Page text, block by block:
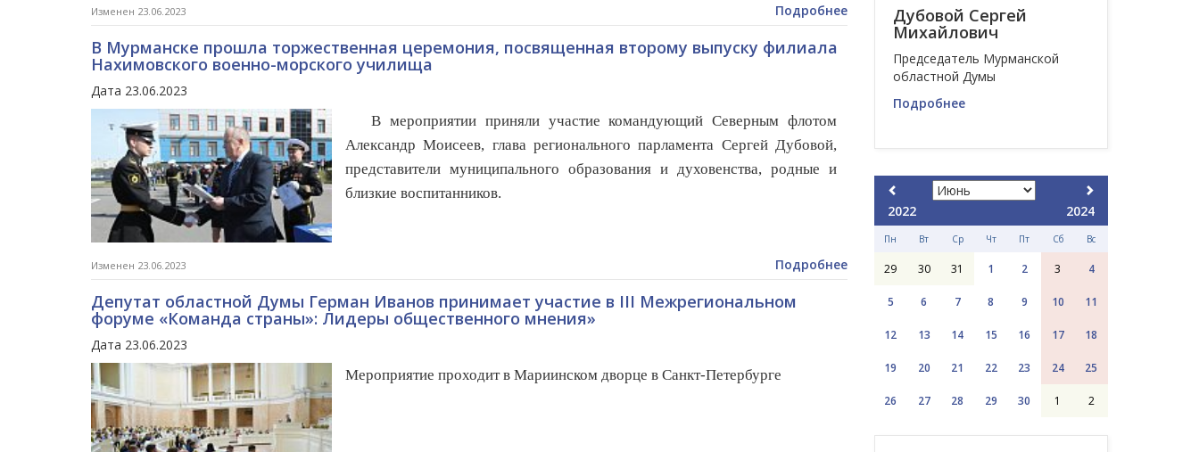
Изменен 23.06.2023 Подробнее
В Мурманске прошла торжественная церемония, посвященная второму выпуску филиала
Нахимовского военно-морского училища
Дата 23.06.2023
В мероприятии приняли участие командующий Северным флотом
Александр Моисеев, глава регионального парламента Сергей Дубовой,
представители муниципального образования и духовенства, родные и
близкие воспитанников.
Изменен 23.06.2023 Подробнее
Депутат областной Думы Герман Иванов принимает участие в III Межрегиональном
форуме «Команда страны»: Лидеры общественного мнения»
Дата 23.06.2023
Мероприятие проходит в Мариинском дворце в Санкт-Петербурге
Дубовой Сергей
Михайлович
Председатель Мурманской
областной Думы
Подробнее
2022 2024
Пн Вт Ср Чт Пт Сб Вс
29 30 31 1 2 3 4
5 6 7 8 9 10 11
12 13 14 15 16 17 18
19 20 21 22 23 24 25
26 27 28 29 30 1 2